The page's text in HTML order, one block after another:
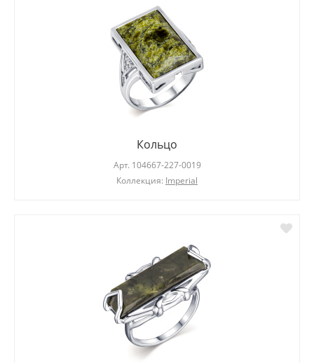
Кольцо
Арт. 104667-227-0019
Коллекция: Imperial